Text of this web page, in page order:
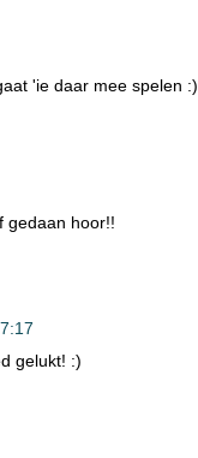
'ie daar mee spelen :)
gedaan hoor!!
gelukt! :)